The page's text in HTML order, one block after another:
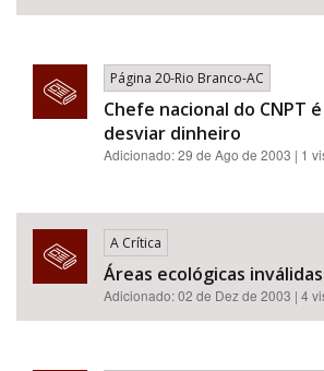
Página 20-Rio Branco-AC
Chefe nacional do CNPT
desviar dinheiro
Adicionado: 29 de Ago de 2003 | 1
A Crítica
Áreas ecológicas inválidas
Adicionado: 02 de Dez de 2003 | 4